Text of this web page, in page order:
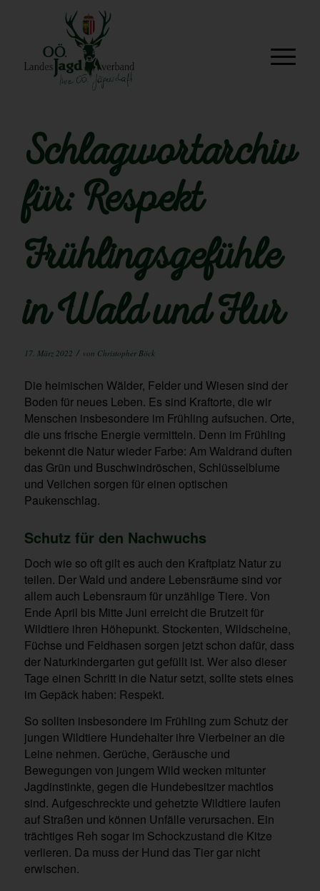
Schlagwortarchiv
für: Respekt
Frühlingsgefühle
in Wald und Flur
17. März 2022 / von Christopher Böck
Die heimischen Wälder, Felder und Wiesen sind der
Boden für neues Leben. Es sind Kraftorte, die wir
Menschen insbesondere im Frühling aufsuchen. Orte,
die uns frische Energie vermitteln. Denn im Frühling
bekennt die Natur wieder Farbe: Am Waldrand duften
das Grün und Buschwindröschen, Schlüsselblume
und Veilchen sorgen für einen optischen
Paukenschlag.
Schutz für den Nachwuchs
Doch wie so oft gilt es auch den Kraftplatz Natur zu
teilen. Der Wald und andere Lebensräume sind vor
allem auch Lebensraum für unzählige Tiere. Von
Ende April bis Mitte Juni erreicht die Brutzeit für
Wildtiere ihren Höhepunkt. Stockenten, Wildscheine,
Füchse und Feldhasen sorgen jetzt schon dafür, dass
der Naturkindergarten gut gefüllt ist. Wer also dieser
Tage einen Schritt in die Natur setzt, sollte stets eines
im Gepäck haben: Respekt.
So sollten insbesondere im Frühling zum Schutz der
jungen Wildtiere Hundehalter ihre Vierbeiner an die
Leine nehmen. Gerüche, Geräusche und
Bewegungen von jungem Wild wecken mitunter
Jagdinstinkte, gegen die Hundebesitzer machtlos
sind. Aufgeschreckte und gehetzte Wildtiere laufen
auf Straßen und können Unfälle verursachen. Ein
trächtiges Reh sogar im Schockzustand die Kitze
verlieren. Da muss der Hund das Tier gar nicht
erwischen.